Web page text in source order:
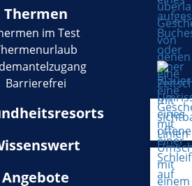
Thermen
im Test
Barrierefrei
Angebote